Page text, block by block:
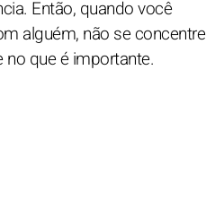
Então, quando você
alguém, não se concentre
que é importante.